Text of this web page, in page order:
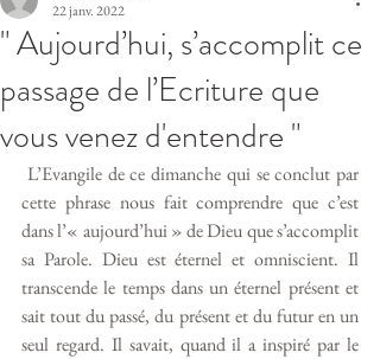
" Aujourd’hui, s’accomplit ce
passage de l’Ecriture que
vous venez d'entendre "
22 janv. 2022
cette phrase nous fait comprendre que c’est
dans l’« aujourd’hui » de Dieu que s’accomplit
sa Parole. Dieu est éternel et omniscient. Il
transcende le temps dans un éternel présent et
sait tout du passé, du présent et du futur en un
seul regard. Il savait, quand il a inspiré par le